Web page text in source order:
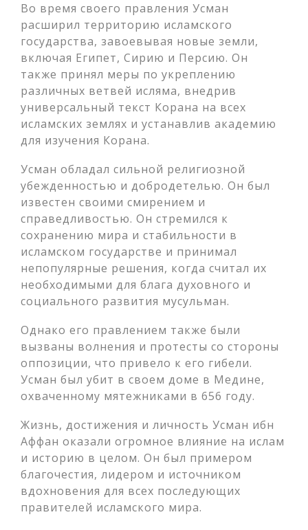
Во время своего правления Усман
расширил территорию исламского
государства, завоевывая новые земли,
включая Египет, Сирию и Персию. Он
также принял меры по укреплению
различных ветвей исляма, внедрив
универсальный текст Корана на всех
исламских землях и устанавлив академию
для изучения Корана.
Усман обладал сильной религиозной
убежденностью и добродетелью. Он был
известен своими смирением и
справедливостью. Он стремился к
сохранению мира и стабильности в
исламском государстве и принимал
непопулярные решения, когда считал их
необходимыми для блага духовного и
социального развития мусульман.
Однако его правлением также были
вызваны волнения и протесты со стороны
оппозиции, что привело к его гибели.
Усман был убит в своем доме в Медине,
охваченному мятежниками в 656 году.
Жизнь, достижения и личность Усман ибн
Аффан оказали огромное влияние на ислам
и историю в целом. Он был примером
благочестия, лидером и источником
вдохновения для всех последующих
правителей исламского мира.